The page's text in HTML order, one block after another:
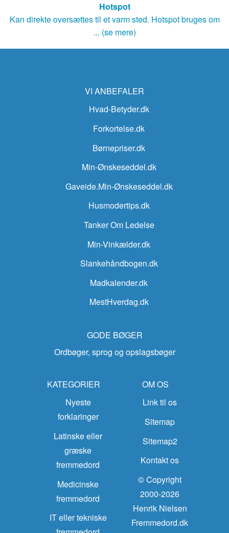
Hotspot
Kan direkte oversættes til et varm sted. Hotspot bruges om
... (se mere)
VI ANBEFALER
Hvad-Betyder.dk
Forkortelse.dk
Børnepriser.dk
Min-Ønskeseddel.dk
Gaveide.Min-Ønskeseddel.dk
Husmodertips.dk
Tanker Om Ledelse
Min-Vinkælder.dk
Slankehåndbogen.dk
Madkalender.dk
MestHverdag.dk
GODE BØGER
Ordbøger, sprog og opslagsbøger
KATEGORIER
Nyeste
forklaringer
Latinske eller
græske
fremmedord
Medicinske
fremmedord
IT eller tekniske
OM OS
Link til os
Sitemap
Sitemap2
Kontakt os
© Copyright
2000-2026
Henrik Nielsen
Fremmedord.dk